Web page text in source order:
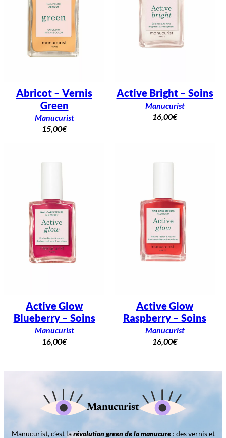
Abricot – Vernis
Green
Manucurist
15,00€
Active Bright – Soins
Manucurist
16,00€
Active Glow
Blueberry – Soins
Manucurist
16,00€
Active Glow
Raspberry – Soins
Manucurist
16,00€
Manucurist
Manucurist, c’est larévolution green de la manucure: des vernis et